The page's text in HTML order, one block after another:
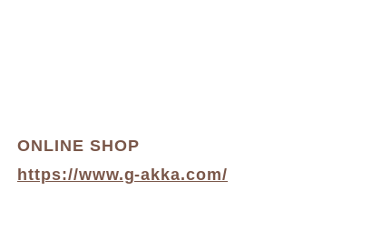
ONLINE SHOP
https://www.g-akka.com/